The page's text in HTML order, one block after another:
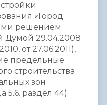
«Город
решением
Думой 29.04.2008
от 27.06.2011),
предельные
строительства
зон
5.6. раздел 44):